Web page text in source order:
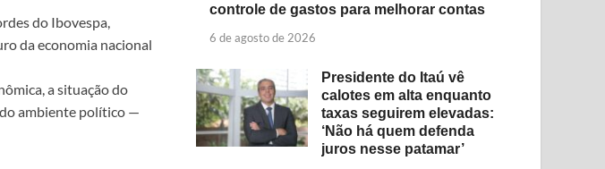
do Ibovespa,
da economia nacional
a situação do
do ambiente político —
controle de gastos para melhorar contas
6 de agosto de 2026
Presidente do Itaú vê
calotes em alta enquanto
taxas seguirem elevadas:
‘Não há quem defenda
juros nesse patamar’